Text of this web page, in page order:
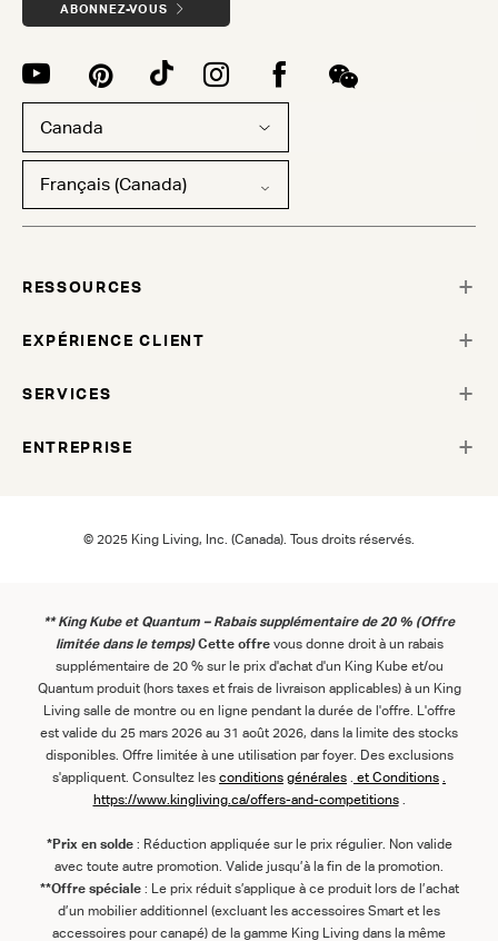
ABONNEZ-VOUS
Canada
Français (Canada)
RESSOURCES
EXPÉRIENCE CLIENT
SERVICES
ENTREPRISE
© 2025 King Living, Inc. (Canada). Tous droits réservés.
** King Kube et Quantum – Rabais supplémentaire de 20 % (Offre
limitée dans le temps) Cette offrevous donne droit à un rabais
supplémentaire de 20 % sur le prix d'achat d'un King Kube et/ou
Quantum produit (hors taxes et frais de livraison applicables) à un King
Living salle de montre ou en ligne pendant la durée de l'offre. L'offre
est valide du 25 mars 2026 au 31 août 2026, dans la limite des stocks
disponibles. Offre limitée à une utilisation par foyer. Des exclusions
s'appliquent. Consultez les conditions générales . et Conditions .
https://www.kingliving.ca/offers-and-competitions.
*Prix en solde: Réduction appliquée sur le prix régulier. Non valide
avec toute autre promotion. Valide jusqu’à la fin de la promotion.
**Offre spéciale: Le prix réduit s’applique à ce produit lors de l’achat
d’un mobilier additionnel (excluant les accessoires Smart et les
accessoires pour canapé) de la gamme King Living dans la même